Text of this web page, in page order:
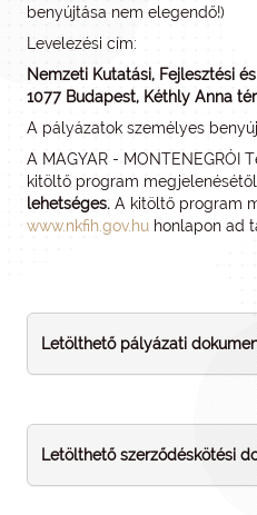
benyújtása nem elegendő!)
Levelezési cím:
Nemzeti Kutatási, Fejlesztési
1077 Budapest, Kéthly Anna tér
A pályázatok személyes
A MAGYAR - MONTENEGRÓI
kitöltő program megjelenésétől
lehetséges. A kitöltő program
www.nkfih.gov.hu honlapon ad
Letölthető pályázati
Letölthető szerződéskötési